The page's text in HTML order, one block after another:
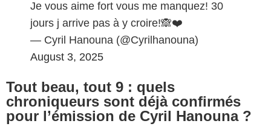
Je vous aime fort vous me manquez! 30
jours j arrive pas à y croire!🙈❤️
— Cyril Hanouna (@Cyrilhanouna)
August 3, 2025
Tout beau, tout 9 : quels
chroniqueurs sont déjà confirmés
pour l’émission de Cyril Hanouna ?